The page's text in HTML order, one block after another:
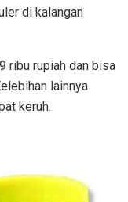
di kalangan
ribu rupiah dan bisa
lainnya
keruh.